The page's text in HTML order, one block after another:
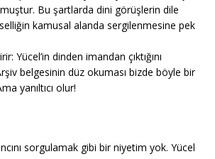
Bu şartlarda dini görüşlerin dile
kamusal alanda sergilenmesine pek
Yücel’in dinden imandan çıktığını
belgesinin düz okuması bizde böyle bir
yanıltıcı olur!
sorgulamak gibi bir niyetim yok. Yücel